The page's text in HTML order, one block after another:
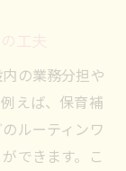
工夫
の業務分担や
えば、保育補
ルーティンワ
できます。こ